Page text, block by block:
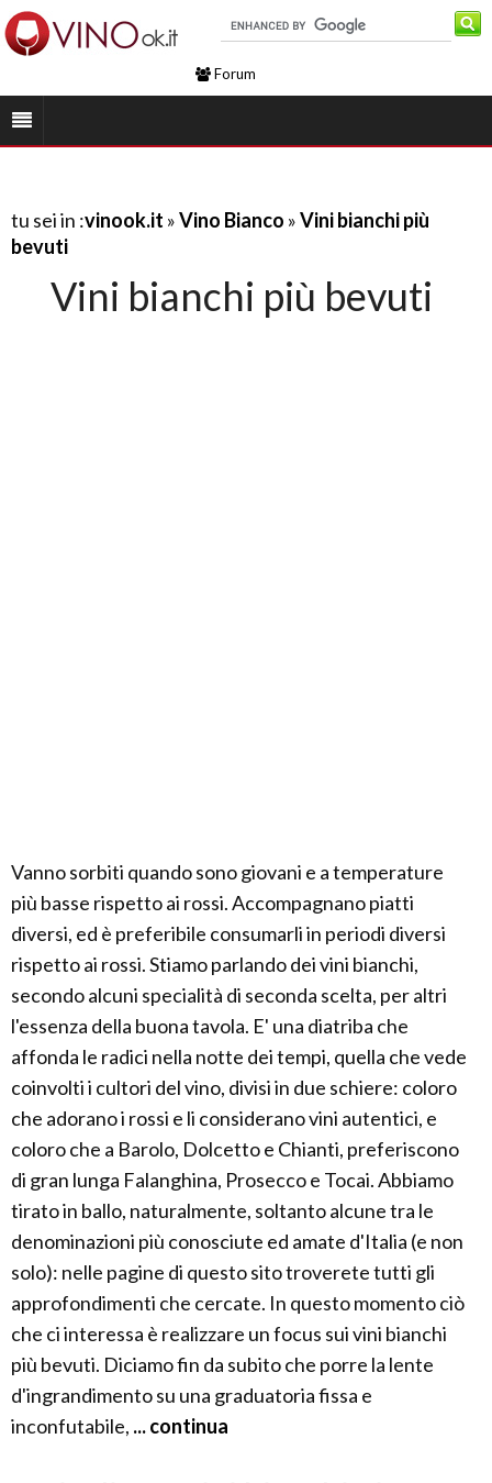
Forum
tu sei in :vinook.it »Vino Bianco »Vini bianchi più
bevuti
Vini bianchi più bevuti
Vanno sorbiti quando sono giovani e a temperature
più basse rispetto ai rossi. Accompagnano piatti
diversi, ed è preferibile consumarli in periodi diversi
rispetto ai rossi. Stiamo parlando dei vini bianchi,
secondo alcuni specialità di seconda scelta, per altri
l'essenza della buona tavola. E' una diatriba che
affonda le radici nella notte dei tempi, quella che vede
coinvolti i cultori del vino, divisi in due schiere: coloro
che adorano i rossi e li considerano vini autentici, e
coloro che a Barolo, Dolcetto e Chianti, preferiscono
di gran lunga Falanghina, Prosecco e Tocai. Abbiamo
tirato in ballo, naturalmente, soltanto alcune tra le
denominazioni più conosciute ed amate d'Italia (e non
solo): nelle pagine di questo sito troverete tutti gli
approfondimenti che cercate. In questo momento ciò
che ci interessa è realizzare un focus sui vini bianchi
più bevuti. Diciamo fin da subito che porre la lente
d'ingrandimento su una graduatoria fissa e
inconfutabile, ... continua